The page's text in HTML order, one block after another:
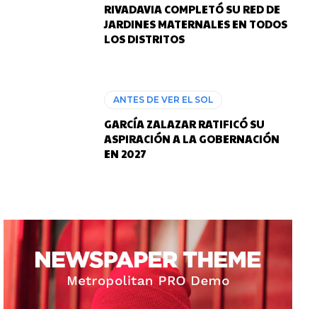
RIVADAVIA COMPLETÓ SU RED DE
JARDINES MATERNALES EN TODOS
LOS DISTRITOS
ANTES DE VER EL SOL
GARCÍA ZALAZAR RATIFICÓ SU
ASPIRACIÓN A LA GOBERNACIÓN
EN 2027